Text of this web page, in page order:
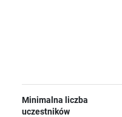
Minimalna liczba
uczestników